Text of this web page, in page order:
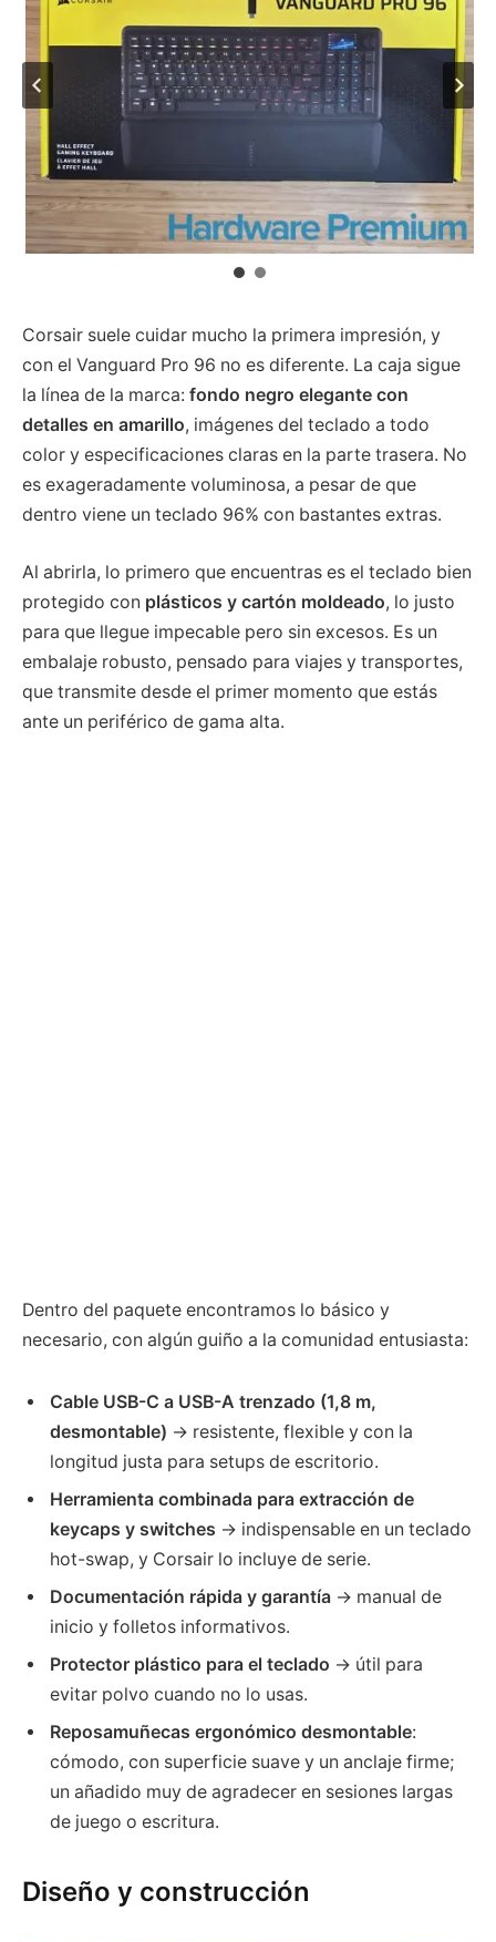
Corsair suele cuidar mucho la primera impresión, y
con el Vanguard Pro 96 no es diferente. La caja sigue
la línea de la marca: fondo negro elegante con
detalles en amarillo, imágenes del teclado a todo
color y especificaciones claras en la parte trasera. No
es exageradamente voluminosa, a pesar de que
dentro viene un teclado 96% con bastantes extras.
Al abrirla, lo primero que encuentras es el teclado bien
protegido con plásticos y cartón moldeado, lo justo
para que llegue impecable pero sin excesos. Es un
embalaje robusto, pensado para viajes y transportes,
que transmite desde el primer momento que estás
ante un periférico de gama alta.
Dentro del paquete encontramos lo básico y
necesario, con algún guiño a la comunidad entusiasta:
Cable USB-C a USB-A trenzado (1,8 m,
desmontable) → resistente, flexible y con la
longitud justa para setups de escritorio.
Herramienta combinada para extracción de
keycaps y switches → indispensable en un teclado
hot-swap, y Corsair lo incluye de serie.
Documentación rápida y garantía → manual de
inicio y folletos informativos.
Protector plástico para el teclado → útil para
evitar polvo cuando no lo usas.
Reposamuñecas ergonómico desmontable:
cómodo, con superficie suave y un anclaje firme;
un añadido muy de agradecer en sesiones largas
de juego o escritura.
Diseño y construcción